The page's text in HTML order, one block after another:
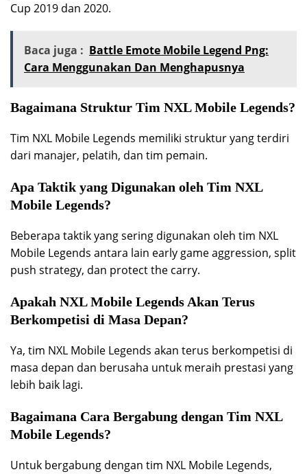
Cup 2019 dan 2020.
Baca juga : Battle Emote Mobile Legend Png:
Cara Menggunakan Dan Menghapusnya
Bagaimana Struktur Tim NXL Mobile Legends?
Tim NXL Mobile Legends memiliki struktur yang terdiri
dari manajer, pelatih, dan tim pemain.
Apa Taktik yang Digunakan oleh Tim NXL
Mobile Legends?
Beberapa taktik yang sering digunakan oleh tim NXL
Mobile Legends antara lain early game aggression, split
push strategy, dan protect the carry.
Apakah NXL Mobile Legends Akan Terus
Berkompetisi di Masa Depan?
Ya, tim NXL Mobile Legends akan terus berkompetisi di
masa depan dan berusaha untuk meraih prestasi yang
lebih baik lagi.
Bagaimana Cara Bergabung dengan Tim NXL
Mobile Legends?
Untuk bergabung dengan tim NXL Mobile Legends,